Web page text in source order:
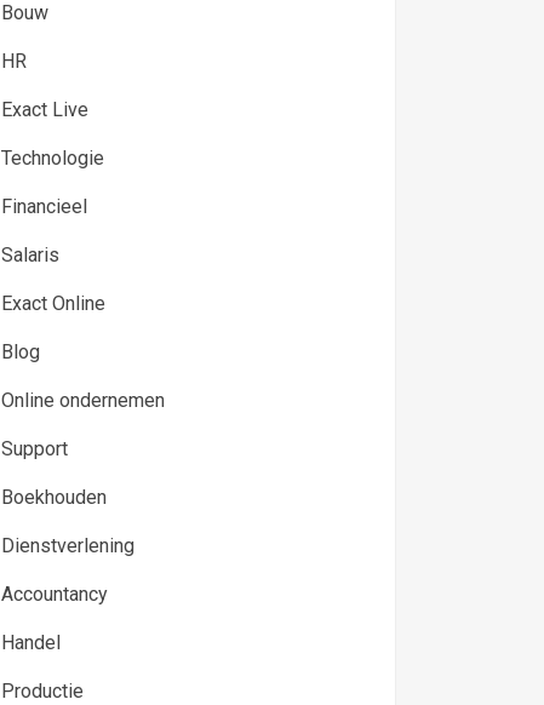
Bouw
HR
Exact Live
Technologie
Financieel
Salaris
Exact Online
Blog
Online ondernemen
Support
Boekhouden
Dienstverlening
Accountancy
Handel
Productie